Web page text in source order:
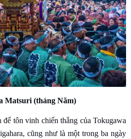
Matsuri (tháng Năm)
tôn vinh chiến thắng của Tokugawa
cũng như là một trong ba ngày